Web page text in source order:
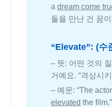
a dream come
돌을 만난 건 꿈
“Elevate”: (수
– 뜻: 어떤 것의
거예요. “격상시
– 예문: “The
elevated the